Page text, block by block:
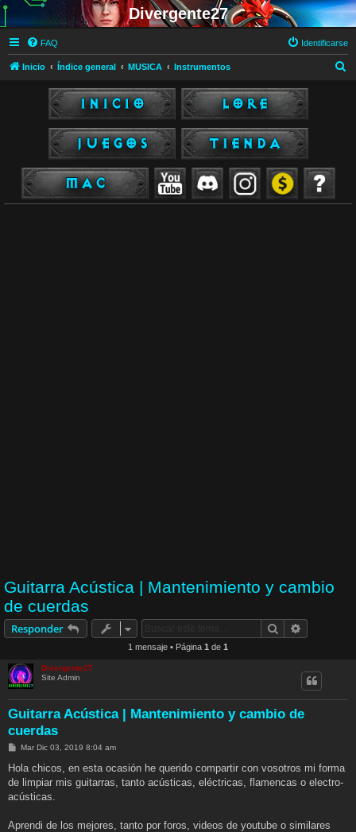
Divergente27
FAQ Identificarse
Inicio Índice general MUSICA Instrumentos
Guitarra Acústica | Mantenimiento y cambio
de cuerdas
Responder Buscar
1 mensaje • Página 1 de 1
Divergente27
Site Admin
Guitarra Acústica | Mantenimiento y cambio de
cuerdas
M
n
a
j
Mar Dic 03, 2019 8:04 am
Hola chicos, en esta ocasión he querido compartir con vosotros mi forma
de limpiar mis guitarras, tanto acústicas, eléctricas, flamencas o electro-
acústicas.
Aprendi de los mejores, tanto por foros, videos de youtube o similares